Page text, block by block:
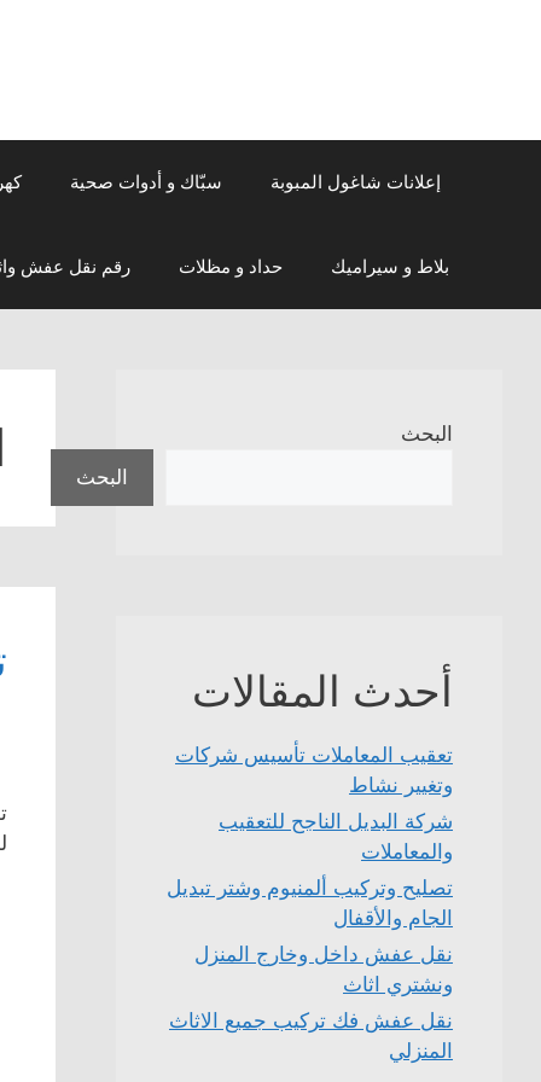
إعلانات شاغول المبوبة سبّاك و أدوات صحية
بلاط و سيراميك حداد و مظلات رقم نقل عفش
البحث
البحث
أحدث المقالات
تعقيب المعاملات تأسيس شركات
وتغيير نشاط
شركة البديل الناجح للتعقيب
والمعاملات
تصليح وتركيب ألمنيوم وشتر تبديل
الجام والأقفال
نقل عفش داخل وخارج المنزل
ونشتري اثاث
نقل عفش فك تركيب جميع الاثاث
المنزلي